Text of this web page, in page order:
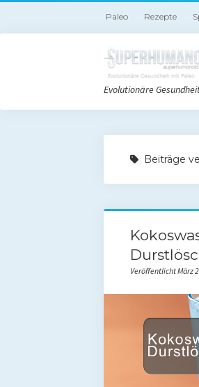
Paleo Rezepte
Evolutionäre
Beiträge
Veröffentlicht März